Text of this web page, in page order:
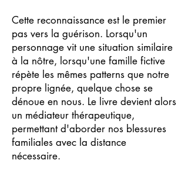
Cette reconnaissance est le premier
pas vers la guérison. Lorsqu'un
personnage vit une situation similaire
à la nôtre, lorsqu'une famille fictive
répète les mêmes patterns que notre
propre lignée, quelque chose se
dénoue en nous. Le livre devient alors
un médiateur thérapeutique,
permettant d'aborder nos blessures
familiales avec la distance
nécessaire.